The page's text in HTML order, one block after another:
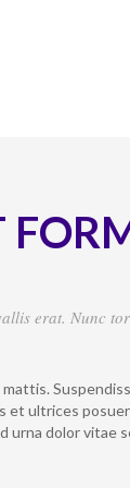
erat. Nunc
et ultrices
urna dolor vitae